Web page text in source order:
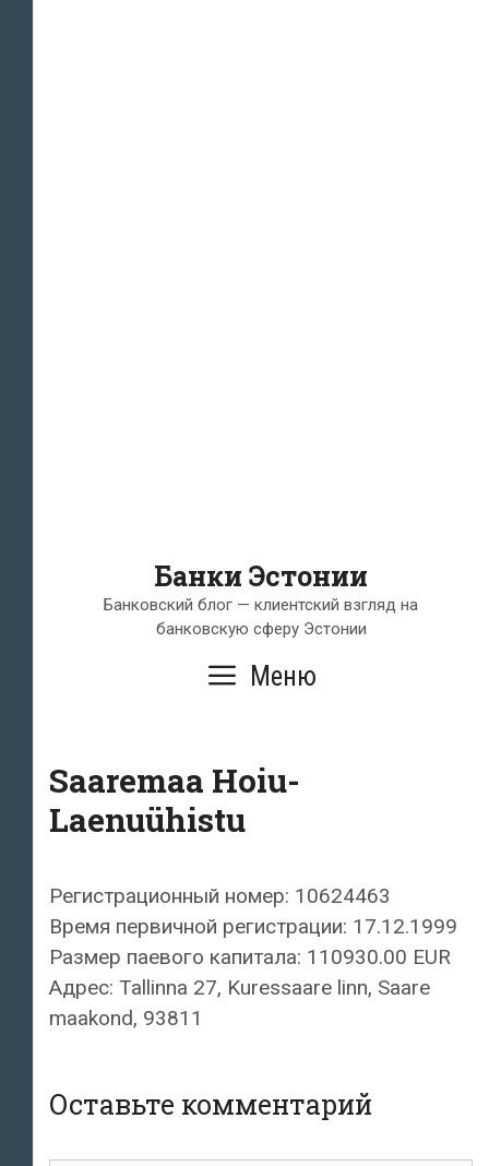
Банки Эстонии
Банковский блог — клиентский взгляд на
банковскую сферу Эстонии
Меню
Saaremaa Hoiu-
Laenuühistu
Регистрационный номер: 10624463
Время первичной регистрации: 17.12.1999
Размер паевого капитала: 110930.00 EUR
Адрес: Tallinna 27, Kuressaare linn, Saare
maakond, 93811
Оставьте комментарий